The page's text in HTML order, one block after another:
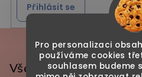
Pro personalizaci
používáme cookies
souhlasem budeme
Přihlásit se
Vše o nakupování